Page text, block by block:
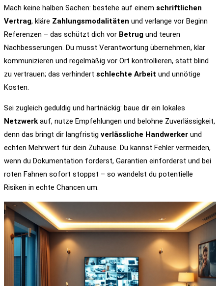
Mach keine halben Sachen: bestehe auf einem schriftlichen
Vertrag, kläre Zahlungsmodalitäten und verlange vor Beginn
Referenzen – das schützt dich vor Betrug und teuren
Nachbesserungen. Du musst Verantwortung übernehmen, klar
kommunizieren und regelmäßig vor Ort kontrollieren, statt blind
zu vertrauen; das verhindert schlechte Arbeit und unnötige
Kosten.
Sei zugleich geduldig und hartnäckig: baue dir ein lokales
Netzwerk auf, nutze Empfehlungen und belohne Zuverlässigkeit,
denn das bringt dir langfristig verlässliche Handwerker und
echten Mehrwert für dein Zuhause. Du kannst Fehler vermeiden,
wenn du Dokumentation forderst, Garantien einforderst und bei
roten Fahnen sofort stoppst – so wandelst du potentielle
Risiken in echte Chancen um.